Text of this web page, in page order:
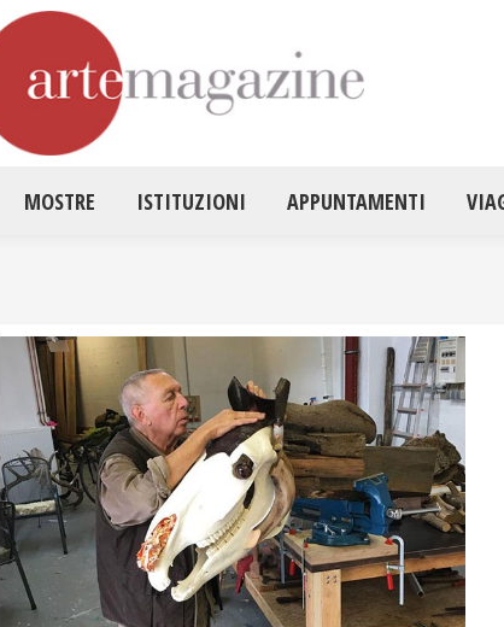
MOSTRE ISTITUZIONI APPUNTAMENTI
HOME